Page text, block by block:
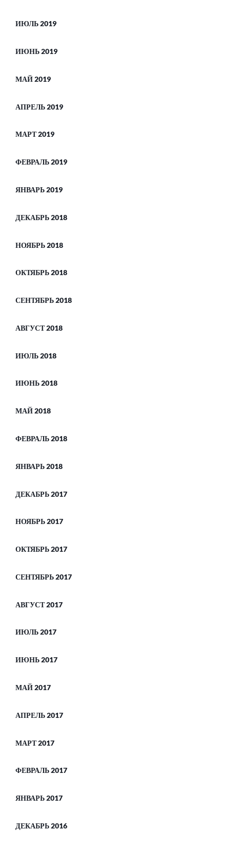
ИЮЛЬ 2019
ИЮНЬ 2019
МАЙ 2019
АПРЕЛЬ 2019
МАРТ 2019
ФЕВРАЛЬ 2019
ЯНВАРЬ 2019
ДЕКАБРЬ 2018
НОЯБРЬ 2018
ОКТЯБРЬ 2018
СЕНТЯБРЬ 2018
АВГУСТ 2018
ИЮЛЬ 2018
ИЮНЬ 2018
МАЙ 2018
ФЕВРАЛЬ 2018
ЯНВАРЬ 2018
ДЕКАБРЬ 2017
НОЯБРЬ 2017
ОКТЯБРЬ 2017
СЕНТЯБРЬ 2017
АВГУСТ 2017
ИЮЛЬ 2017
ИЮНЬ 2017
МАЙ 2017
АПРЕЛЬ 2017
МАРТ 2017
ФЕВРАЛЬ 2017
ЯНВАРЬ 2017
ДЕКАБРЬ 2016